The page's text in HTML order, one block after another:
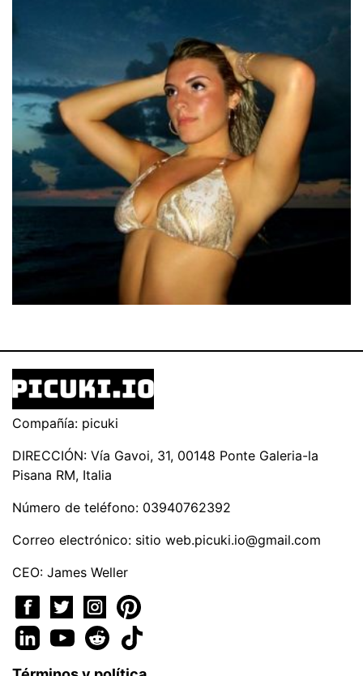
Compañía: picuki
DIRECCIÓN: Vía Gavoi, 31, 00148 Ponte Galeria-la
Pisana RM, Italia
Número de teléfono: 03940762392
Correo electrónico: sitio web.picuki.io@gmail.com
CEO: James Weller